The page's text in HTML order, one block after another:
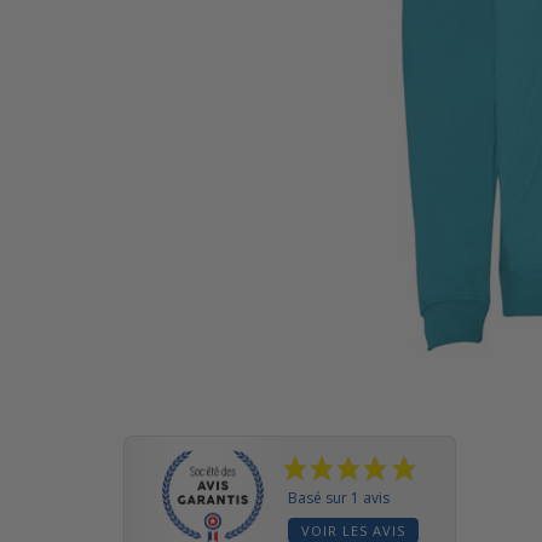
Basé sur 1 avis
VOIR LES AVIS